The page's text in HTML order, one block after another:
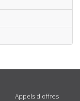
Appels d'offres